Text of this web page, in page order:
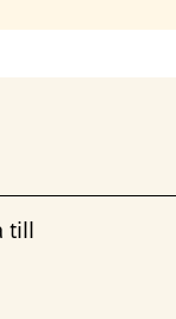
till